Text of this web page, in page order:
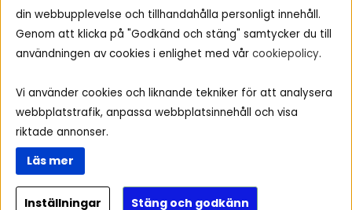
Hemmaljud
Medarbetare
Vad passar i min bil
Yamaha Musiccast
Ljud till A-traktorn
Ljud till båten
Ljud till lastbil
Ljus till A-traktorn
Visselblåsning
Facebook
Youtube
din webbupplevelse och tillhandahålla personligt innehåll.
Genom att klicka på "Godkänd och stäng" samtycker du till
användningen av cookies i enlighet med vår cookiepolicy.
Vi använder cookies och liknande tekniker för att analysera
webbplatstrafik, anpassa webbplatsinnehåll och visa
riktade annonser.
Läs mer
Inställningar Stäng och godkänn